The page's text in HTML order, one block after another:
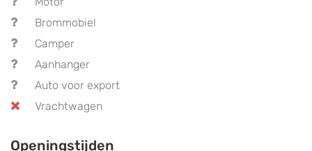
Brommobiel
Camper
Aanhanger
Auto voor export
Vrachtwagen
Openingstijden